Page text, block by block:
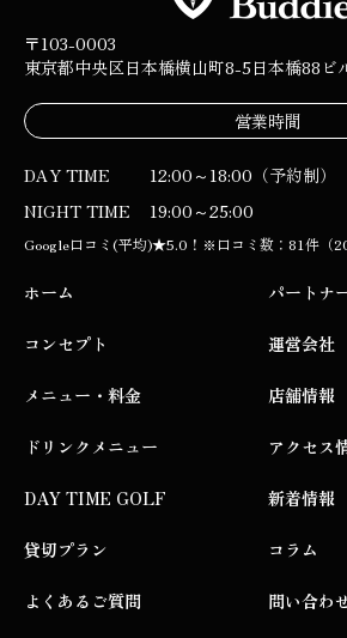
〒103-0003
東京都中央区日本橋横山町8-5日本橋88ビ
営業時間
DAY TIME
12:00～18:00（予約制）
NIGHT TIME
19:00～25:00
Google口コミ(平均)★5.0！※口コミ数：81件（
ホーム
コンセプト
メニュー・料金
ドリンクメニュー
DAY TIME GOLF
貸切プラン
よくあるご質問
パートナ
運営会社
店舗情報
アクセス
新着情報
コラム
問い合わ